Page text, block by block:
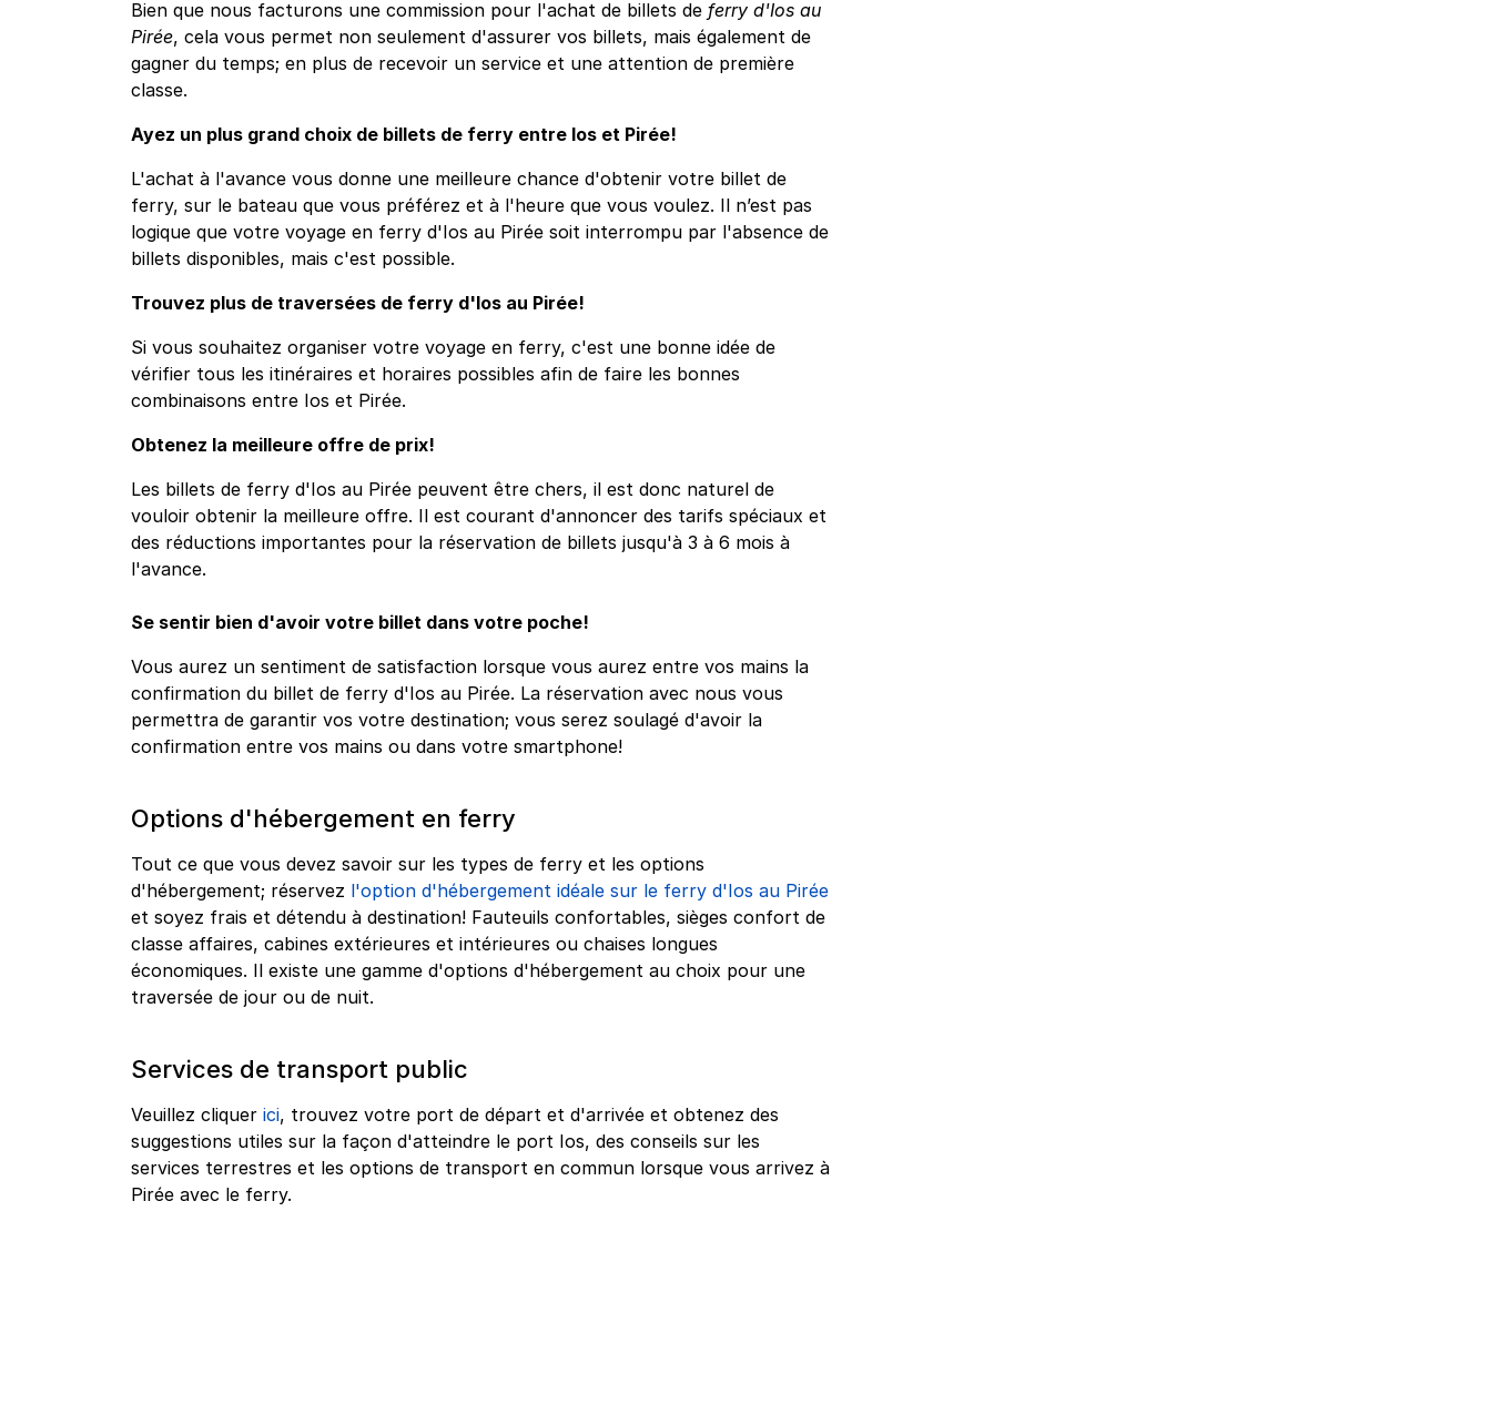
Bien que nous facturons une commission pour l'achat de billets de ferry d'Ios au
Pirée, cela vous permet non seulement d'assurer vos billets, mais également de
gagner du temps; en plus de recevoir un service et une attention de première
classe.
Ayez un plus grand choix de billets de ferry entre Ios et Pirée!
L'achat à l'avance vous donne une meilleure chance d'obtenir votre billet de
ferry, sur le bateau que vous préférez et à l'heure que vous voulez. Il n’est pas
logique que votre voyage en ferry d'Ios au Pirée soit interrompu par l'absence de
billets disponibles, mais c'est possible.
Trouvez plus de traversées de ferry d'Ios au Pirée!
Si vous souhaitez organiser votre voyage en ferry, c'est une bonne idée de
vérifier tous les itinéraires et horaires possibles afin de faire les bonnes
combinaisons entre Ios et Pirée.
Obtenez la meilleure offre de prix!
Les billets de ferry d'Ios au Pirée peuvent être chers, il est donc naturel de
vouloir obtenir la meilleure offre. Il est courant d'annoncer des tarifs spéciaux et
des réductions importantes pour la réservation de billets jusqu'à 3 à 6 mois à
l'avance.
Se sentir bien d'avoir votre billet dans votre poche!
Vous aurez un sentiment de satisfaction lorsque vous aurez entre vos mains la
confirmation du billet de ferry d'Ios au Pirée. La réservation avec nous vous
permettra de garantir vos votre destination; vous serez soulagé d'avoir la
confirmation entre vos mains ou dans votre smartphone!
Options d'hébergement en ferry
Tout ce que vous devez savoir sur les types de ferry et les options
d'hébergement; réservez l'option d'hébergement idéale sur le ferry d'Ios au Pirée
et soyez frais et détendu à destination! Fauteuils confortables, sièges confort de
classe affaires, cabines extérieures et intérieures ou chaises longues
économiques. Il existe une gamme d'options d'hébergement au choix pour une
traversée de jour ou de nuit.
Services de transport public
Veuillez cliquer ici, trouvez votre port de départ et d'arrivée et obtenez des
suggestions utiles sur la façon d'atteindre le port Ios, des conseils sur les
services terrestres et les options de transport en commun lorsque vous arrivez à
Pirée avec le ferry.